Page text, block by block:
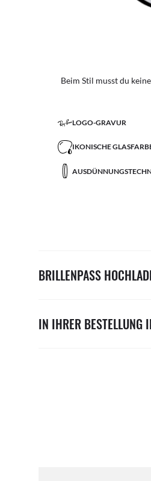
Beim Stil musst du
LOGO-GRAVUR
IKONISCHE
BRILLENPASS
IN IHRER BESTELLUNG